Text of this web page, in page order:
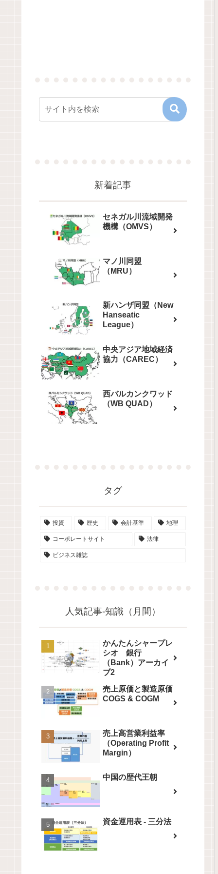
新着記事
セネガル川流域開発
機構（OMVS）
マノ川同盟
（MRU）
新ハンザ同盟（New
Hanseatic
League）
中央アジア地域経済
協力（CAREC）
西バルカンクワッド
（WB QUAD）
タグ
投資 歴史 会計基準 地理
コーポレートサイト 法律
ビジネス雑誌
人気記事-知識（月間）
かんたんシャープレ
シオ 銀行
（Bank）アーカイ
ブ2
売上原価と製造原価
COGS & COGM
売上高営業利益率
（Operating Profit
Margin）
中国の歴代王朝
資金運用表 - 三分法